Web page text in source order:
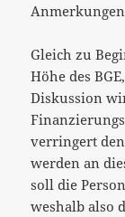
Gleich zu
Höhe des
Diskussion
verringert
werden an
soll die
weshalb also